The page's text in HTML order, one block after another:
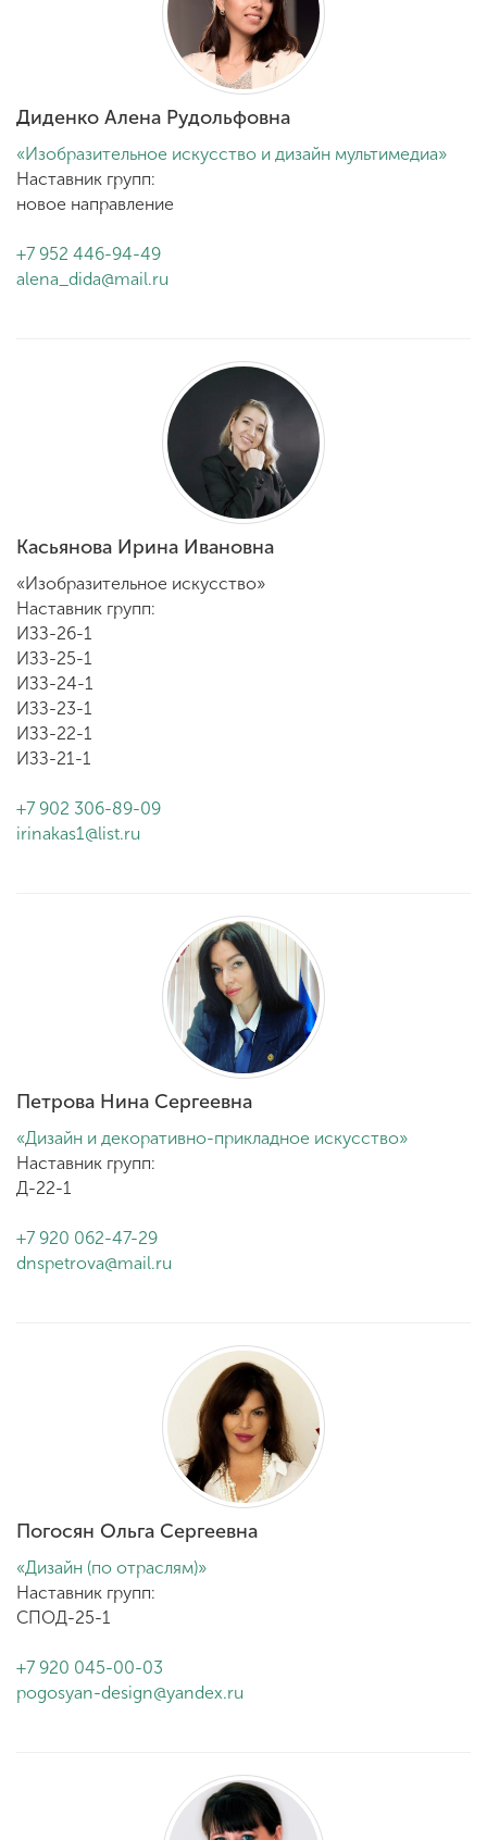
Диденко Алена Рудольфовна
«Изобразительное искусство и дизайн мультимедиа»
Наставник групп:
новое направление
+7 952 446-94-49
alena_dida@mail.ru
Касьянова Ирина Ивановна
«Изобразительное искусство»
Наставник групп:
ИЗЗ-26-1
ИЗЗ-25-1
ИЗЗ-24-1
ИЗЗ-23-1
ИЗЗ-22-1
ИЗЗ-21-1
+7 902 306-89-09
irinakas1@list.ru
Петрова Нина Сергеевна
«Дизайн и декоративно-прикладное искусство»
Наставник групп:
Д-22-1
+7 920 062-47-29
dnspetrova@mail.ru
Погосян Ольга Сергеевна
«Дизайн (по отраслям)»
Наставник групп:
СПОД-25-1
+7 920 045-00-03
pogosyan-design@yandex.ru